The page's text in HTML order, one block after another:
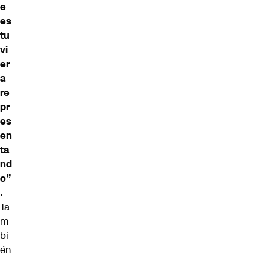
e
es
tu
vi
er
a
re
pr
es
en
ta
nd
o”
.
Ta
m
bi
én